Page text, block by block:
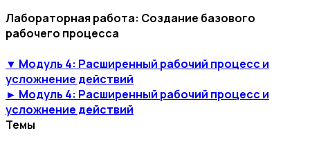
Лабораторная работа: Создание базового
рабочего процесса
▼ Модуль 4: Расширенный рабочий процесс и
усложнение действий
► Модуль 4: Расширенный рабочий процесс и
усложнение действий
Темы